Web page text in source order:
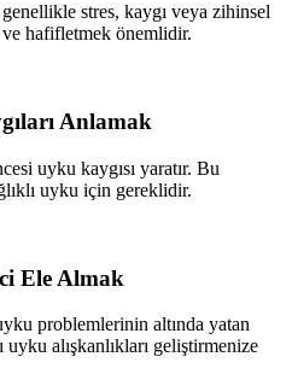
stres, kaygı veya zihinsel
hafifletmek önemlidir.
Anlamak
uyku kaygısı yaratır. Bu
uyku için gereklidir.
Ele Almak
problemlerinin altında yatan
uyku alışkanlıkları geliştirmenize